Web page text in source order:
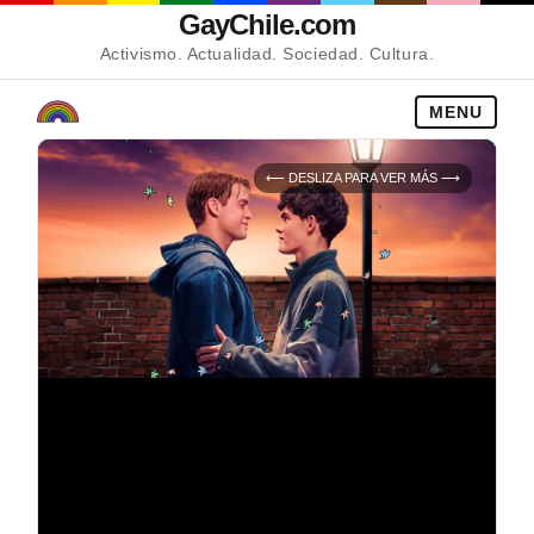
GayChile.com
Activismo. Actualidad. Sociedad. Cultura.
MENU